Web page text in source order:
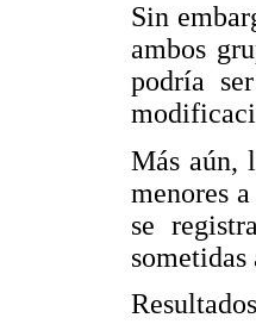
Sin
ambos
podría
Más aún,
menores
se